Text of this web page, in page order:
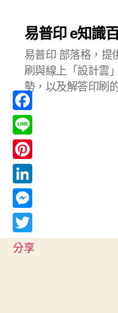
易普印 e知識
易普印 部落格，提
刷與線上「設計雲
勢，以及解答印刷
F
a
c
e
b
o
o
k
L
i
n
e
P
i
n
t
e
L
i
n
k
M
e
s
T
分享